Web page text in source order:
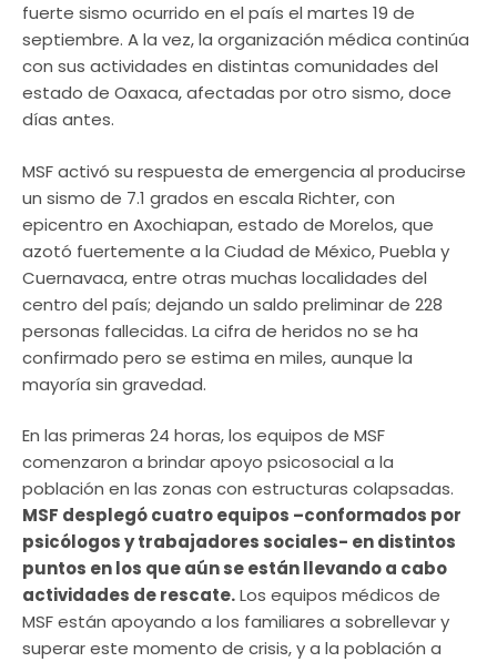
fuerte sismo ocurrido en el país el martes 19 de
septiembre. A la vez, la organización médica continúa
con sus actividades en distintas comunidades del
estado de Oaxaca, afectadas por otro sismo, doce
días antes.
MSF activó su respuesta de emergencia al producirse
un sismo de 7.1 grados en escala Richter, con
epicentro en Axochiapan, estado de Morelos, que
azotó fuertemente a la Ciudad de México, Puebla y
Cuernavaca, entre otras muchas localidades del
centro del país; dejando un saldo preliminar de 228
personas fallecidas. La cifra de heridos no se ha
confirmado pero se estima en miles, aunque la
mayoría sin gravedad.
En las primeras 24 horas, los equipos de MSF
comenzaron a brindar apoyo psicosocial a la
población en las zonas con estructuras colapsadas.
MSF desplegó cuatro equipos –conformados por
psicólogos y trabajadores sociales- en distintos
puntos en los que aún se están llevando a cabo
actividades de rescate.Los equipos médicos de
MSF están apoyando a los familiares a sobrellevar y
superar este momento de crisis, y a la población a